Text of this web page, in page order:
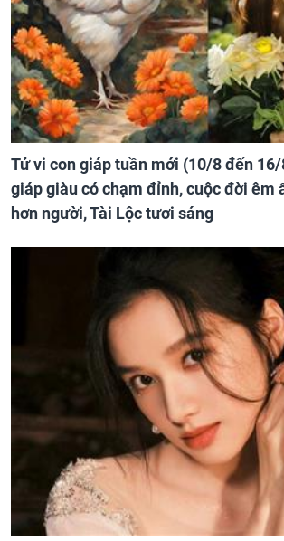
Tử vi con giáp tuần mới (10/8 đến
giáp giàu có chạm đỉnh, cuộc đời êm
hơn người, Tài Lộc tươi sáng